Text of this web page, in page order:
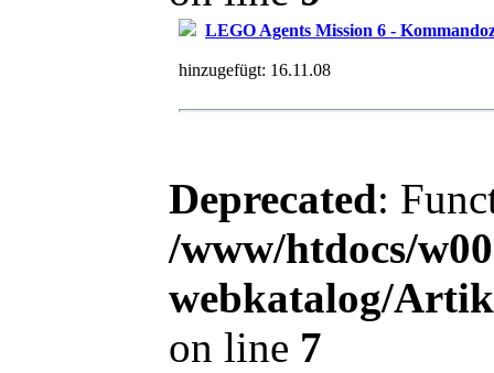
LEGO Agents Mission 6 -
hinzugefügt: 16.11.08
Deprecated:
/www/htdocs/
webkatalog/
on line 7